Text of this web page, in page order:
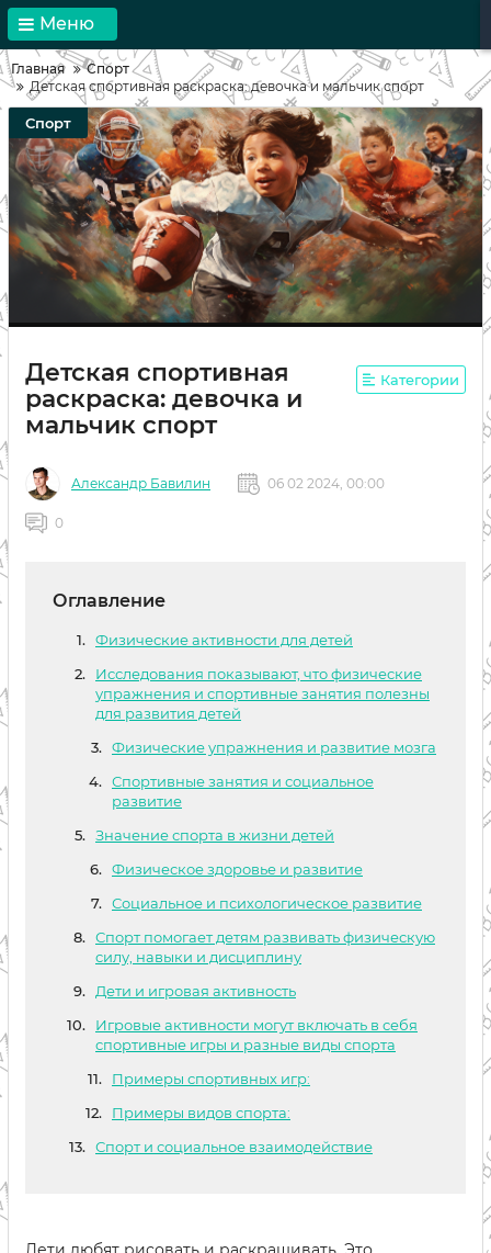
Меню
Главная
Спорт
Детская спортивная раскраска: девочка и мальчик спорт
Спорт
Детская спортивная
раскраска: девочка и
мальчик спорт
Категории
Александр Бавилин 06 02 2024, 00:00
0
Оглавление
Физические активности для детей
Исследования показывают, что физические
упражнения и спортивные занятия полезны
для развития детей
Физические упражнения и развитие мозга
Спортивные занятия и социальное
развитие
Значение спорта в жизни детей
Физическое здоровье и развитие
Социальное и психологическое развитие
Спорт помогает детям развивать физическую
силу, навыки и дисциплину
Дети и игровая активность
Игровые активности могут включать в себя
спортивные игры и разные виды спорта
Примеры спортивных игр:
Примеры видов спорта:
Спорт и социальное взаимодействие